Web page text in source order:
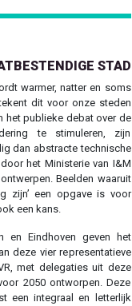
STAD
warmer, natter en soms
dit voor onze steden
het publieke debat over de
te stimuleren, zijn
dan abstracte technische
het Ministerie van I&M
Beelden waaruit
zijn’ een opgave is voor
een kans.
en Eindhoven geven het
deze vier representatieve
met delegaties uit deze
2050 ontworpen. Deze
een integraal en letterlijk